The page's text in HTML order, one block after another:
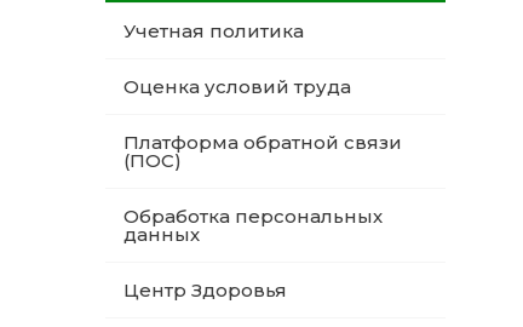
Учетная политика
Оценка условий труда
Платформа обратной связи
(ПОС)
Обработка персональных
данных
Центр Здоровья